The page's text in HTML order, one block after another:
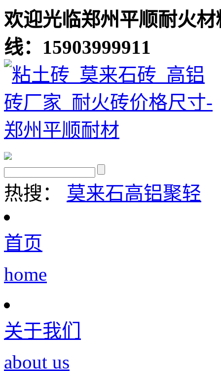
欢迎光临郑州平顺耐火
线：15903999911
热搜： 莫来石高铝聚轻
首页
home
关于我们
about us